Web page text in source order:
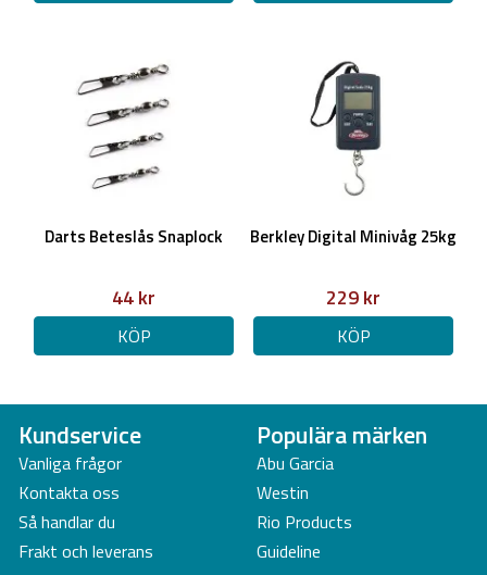
Darts Beteslås Snaplock
44 kr
KÖP
Berkley Digital Minivåg 25kg
229 kr
KÖP
Kundservice
Vanliga frågor
Kontakta oss
Så handlar du
Frakt och leverans
Populära märken
Abu Garcia
Westin
Rio Products
Guideline